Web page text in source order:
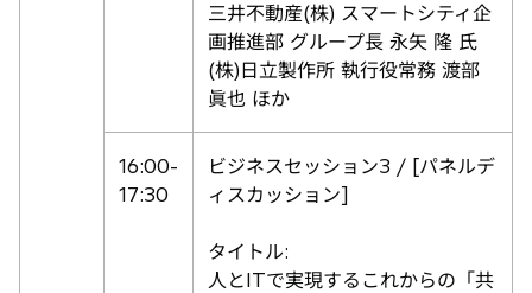
三井不動産(株) スマートシティ企
画推進部 グループ長 永矢 隆 氏
(株)日立製作所 執行役常務 渡部
眞也 ほか
16:00-
17:30
ビジネスセッション3 / [パネルデ
ィスカッション]
タイトル:
人とITで実現するこれからの「共